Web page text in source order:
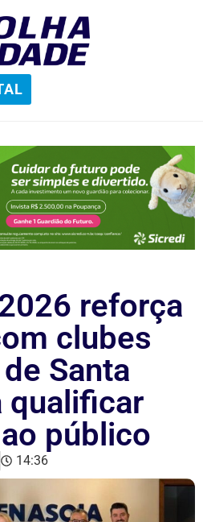
reforça
clubes
Santa
qualificar
público
14:36